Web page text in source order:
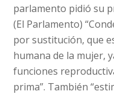
parlamento pidió su
(El Parlamento)
por sustitución, que
humana de la mujer,
funciones
prima”. También